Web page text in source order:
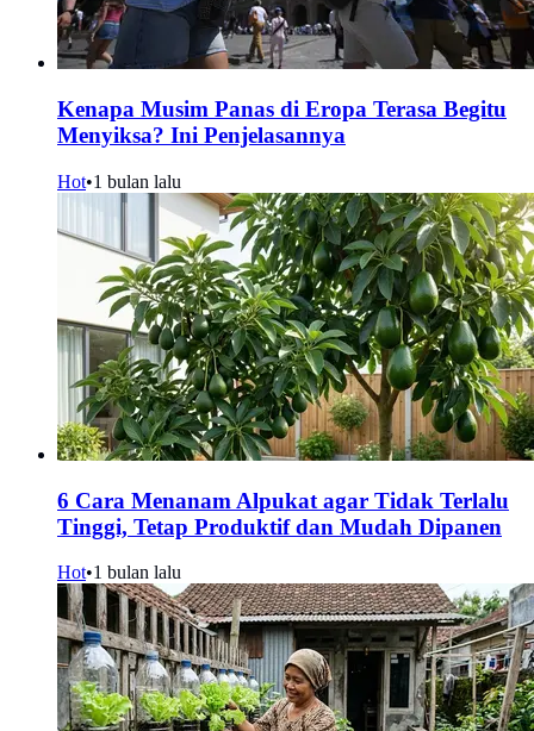
Kenapa Musim Panas di Eropa Terasa Begitu
Menyiksa? Ini Penjelasannya
Hot•1 bulan lalu
6 Cara Menanam Alpukat agar Tidak Terlalu
Tinggi, Tetap Produktif dan Mudah Dipanen
Hot•1 bulan lalu